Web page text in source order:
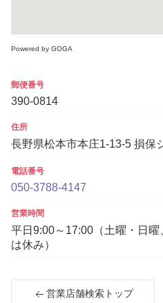
Powered by GOGA
郵便番号
390-0814
住所
長野県松本市本庄1-13-5 損保
電話番号
050-3788-4147
営業時間
平日9:00～17:00（土曜・日
は休み）
営業店舗検索トップ